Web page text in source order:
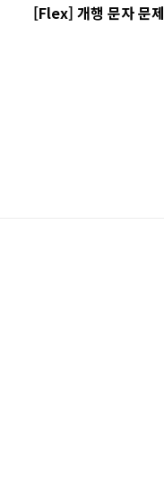
[Flex] 개행 문자 문제